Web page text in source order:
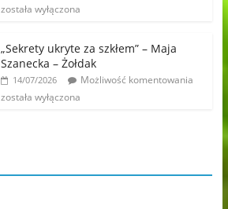
została wyłączona
„Sekrety ukryte za szkłem” – Maja
Szanecka – Żołdak
14/07/2026
Możliwość komentowania
została wyłączona